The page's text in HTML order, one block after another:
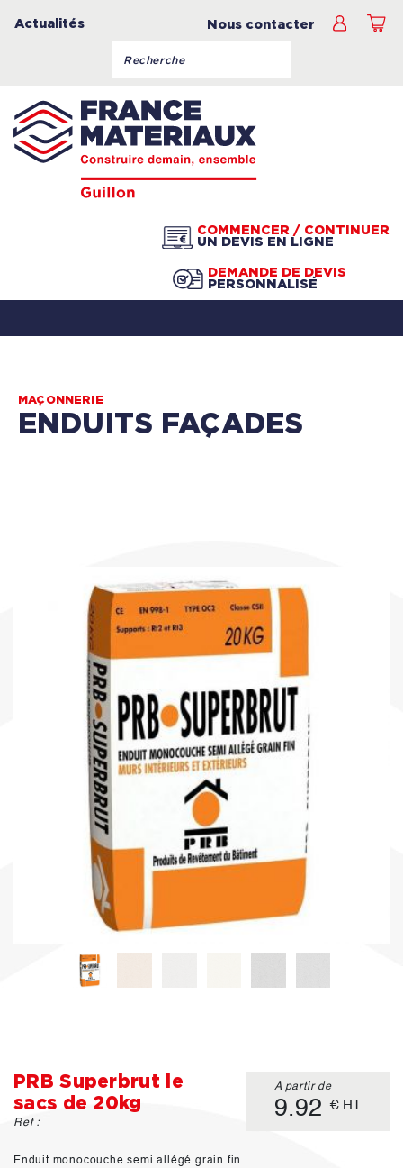
Actualités Nous contacter
COMMENCER / CONTINUER
UN DEVIS EN LIGNE
DEMANDE DE DEVIS
PERSONNALISÉ
MAÇONNERIE
ENDUITS FAÇADES
A partir de
9.92 € HT
PRB Superbrut le
sacs de 20kg
Ref :
Enduit monocouche semi allégé grain fin